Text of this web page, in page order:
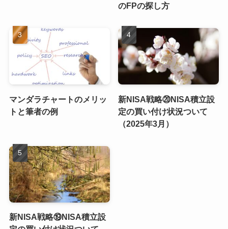
のFPの探し方
マンダラチャートのメリッ
トと筆者の例
新NISA戦略⑳NISA積立設
定の買い付け状況ついて
（2025年3月）
新NISA戦略⑲NISA積立設